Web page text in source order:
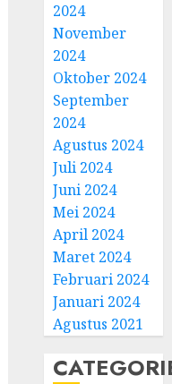
2024
November
2024
Oktober 2024
September
2024
Agustus 2024
Juli 2024
Juni 2024
Mei 2024
April 2024
Maret 2024
Februari 2024
Januari 2024
Agustus 2021